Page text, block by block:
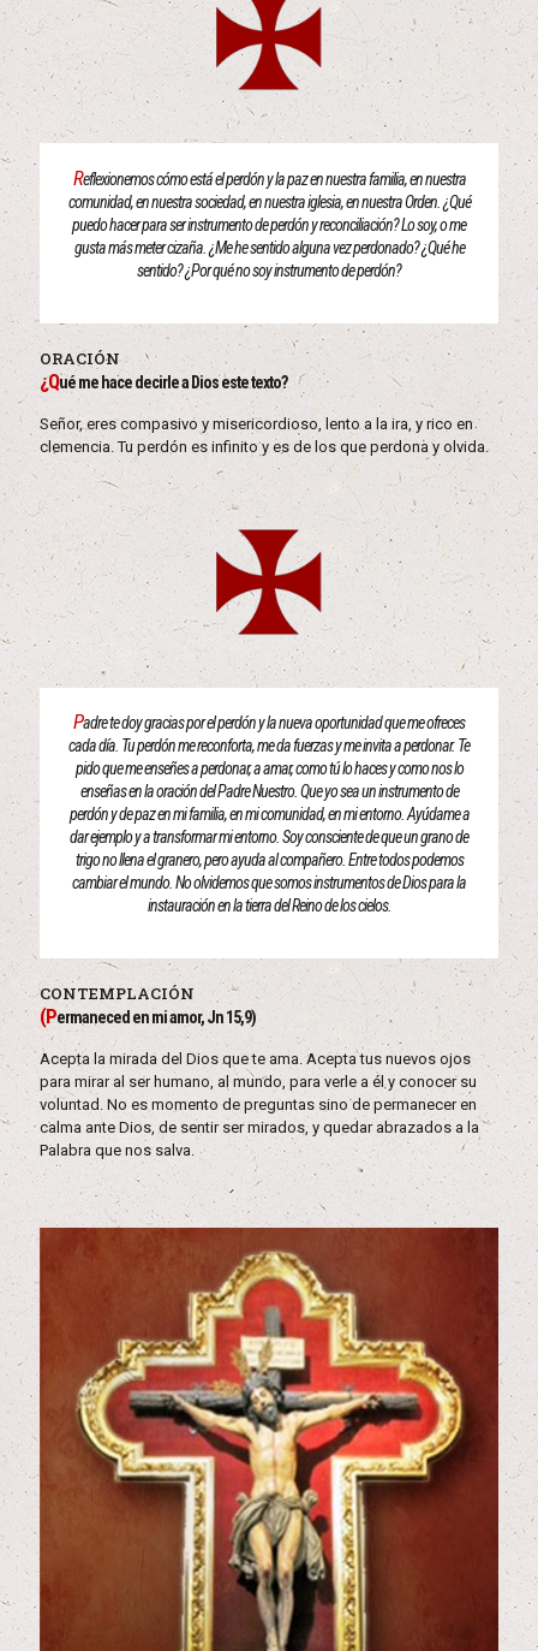
Reflexionemos cómo está el perdón y la paz en nuestra familia, en nuestra
comunidad, en nuestra sociedad, en nuestra iglesia, en nuestra Orden. ¿Qué
puedo hacer para ser instrumento de perdón y reconciliación? Lo soy, o me
gusta más meter cizaña. ¿Me he sentido alguna vez perdonado? ¿Qué he
sentido? ¿Por qué no soy instrumento de perdón?
ORACIÓN
¿Qué me hace decirle a Dios este texto?
Señor, eres compasivo y misericordioso, lento a la ira, y rico en
clemencia. Tu perdón es infinito y es de los que perdona y olvida.
Padre te doy gracias por el perdón y la nueva oportunidad que me ofreces
cada día. Tu perdón me reconforta, me da fuerzas y me invita a perdonar. Te
pido que me enseñes a perdonar, a amar, como tú lo haces y como nos lo
enseñas en la oración del Padre Nuestro. Que yo sea un instrumento de
perdón y de paz en mi familia, en mi comunidad, en mi entorno. Ayúdame a
dar ejemplo y a transformar mi entorno. Soy consciente de que un grano de
trigo no llena el granero, pero ayuda al compañero. Entre todos podemos
cambiar el mundo. No olvidemos que somos instrumentos de Dios para la
instauración en la tierra del Reino de los cielos.
CONTEMPLACIÓN
(Permaneced en mi amor, Jn 15,9)
Acepta la mirada del Dios que te ama. Acepta tus nuevos ojos
para mirar al ser humano, al mundo, para verle a él y conocer su
voluntad. No es momento de preguntas sino de permanecer en
calma ante Dios, de sentir ser mirados, y quedar abrazados a la
Palabra que nos salva.